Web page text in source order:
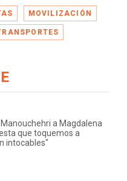
MOVILIZACIÓN
Manouchehri a Magdalena
que toquemos a
intocables"